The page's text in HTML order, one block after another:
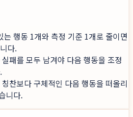
는 행동 1개와 측정 기준 1개로 줄이면
다.
패를 모두 남겨야 다음 행동을 조정
찬보다 구체적인 다음 행동을 떠올리
니다.